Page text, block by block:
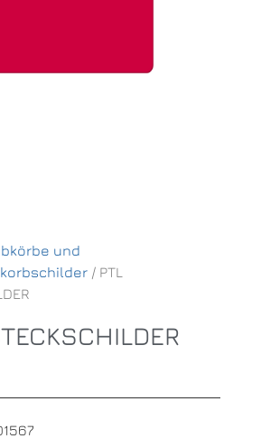
und
/ PTL